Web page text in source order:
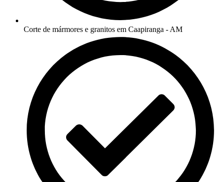
Corte de mármores e granitos em Caapiranga - AM